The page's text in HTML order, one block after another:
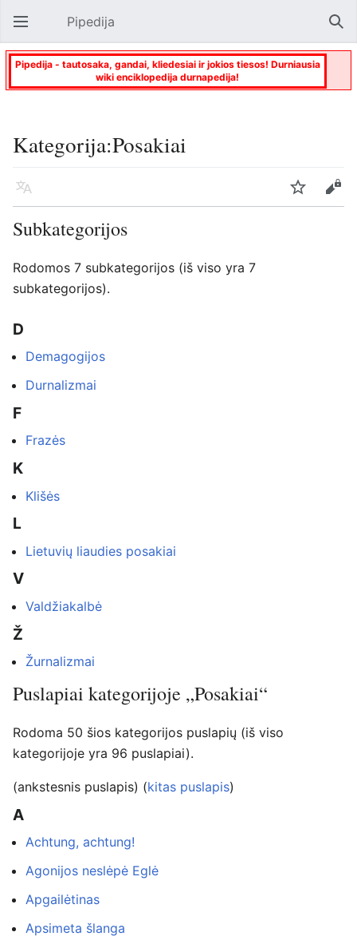
Atverti pagrindinį meniu Pipedija
Pipedija - tautosaka, gandai, kliedesiai ir jokios tiesos! Durniausia
wiki enciklopedija durnapedija!
Kategorija:Posakiai
Kalba Stebėti Keisti
Subkategorijos
Rodomos 7 subkategorijos (iš viso yra 7
subkategorijos).
D
Demagogijos
Durnalizmai
F
Frazės
K
Klišės
L
Lietuvių liaudies posakiai
V
Valdžiakalbė
Ž
Žurnalizmai
Puslapiai kategorijoje „Posakiai“
Rodoma 50 šios kategorijos puslapių (iš viso
kategorijoje yra 96 puslapiai).
(ankstesnis puslapis) (kitas puslapis)
A
Achtung, achtung!
Agonijos neslėpė Eglė
Apgailėtinas
Apsimeta šlanga